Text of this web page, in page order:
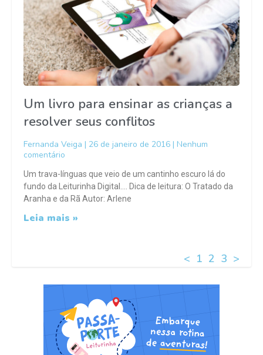
Um livro para ensinar as crianças a
resolver seus conflitos
Fernanda Veiga 26 de janeiro de 2016
Nenhum
comentário
Um trava-línguas que veio de um cantinho escuro lá do
fundo da Leiturinha Digital…. Dica de leitura: O Tratado da
Aranha e da Rã Autor: Arlene
Leia mais »
< 1 2 3 >